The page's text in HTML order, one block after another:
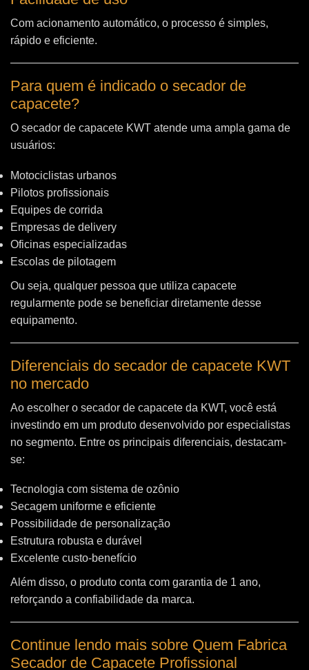
Com acionamento automático, o processo é simples,
rápido e eficiente.
Para quem é indicado o secador de
capacete?
O secador de capacete KWT atende uma ampla gama de
usuários:
Motociclistas urbanos
Pilotos profissionais
Equipes de corrida
Empresas de delivery
Oficinas especializadas
Escolas de pilotagem
Ou seja, qualquer pessoa que utiliza capacete
regularmente pode se beneficiar diretamente desse
equipamento.
Diferenciais do secador de capacete KWT
no mercado
Ao escolher o secador de capacete da KWT, você está
investindo em um produto desenvolvido por especialistas
no segmento. Entre os principais diferenciais, destacam-
se:
Tecnologia com sistema de ozônio
Secagem uniforme e eficiente
Possibilidade de personalização
Estrutura robusta e durável
Excelente custo-benefício
Além disso, o produto conta com garantia de 1 ano,
reforçando a confiabilidade da marca.
Continue lendo mais sobre Quem Fabrica
Secador de Capacete Profissional